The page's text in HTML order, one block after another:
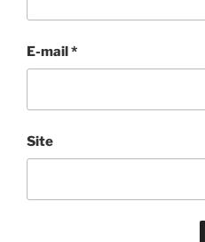
E-mail*
Site